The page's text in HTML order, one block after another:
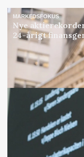
MARKEDSFOKUS
Nye
24-årigt